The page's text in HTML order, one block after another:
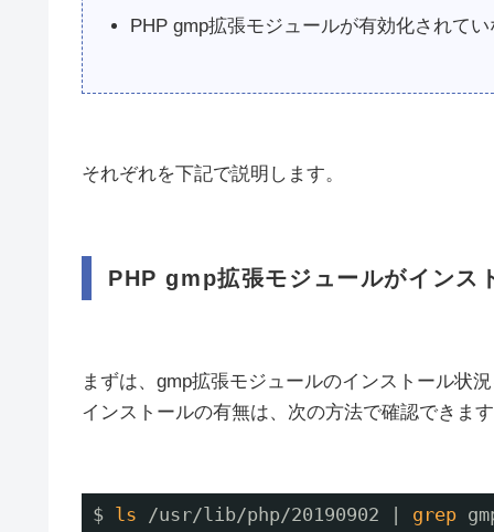
PHP gmp拡張モジュールが有効化されて
それぞれを下記で説明します。
PHP gmp拡張モジュールがインス
まずは、gmp拡張モジュールのインストール状
インストールの有無は、次の方法で確認できま
$ ls /usr/lib/php/20190902 grep